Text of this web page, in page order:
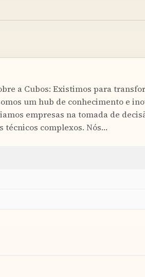
a Cubos: Existimos para
um hub de conhecimento e
empresas na tomada de
técnicos complexos. Nós…